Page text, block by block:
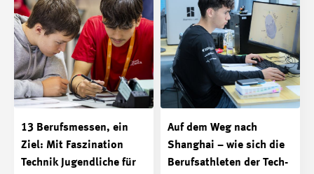
13 Berufsmessen, ein
Ziel: Mit Faszination
Technik Jugendliche für
Auf dem Weg nach
Shanghai – wie sich die
Berufsathleten der Tech-